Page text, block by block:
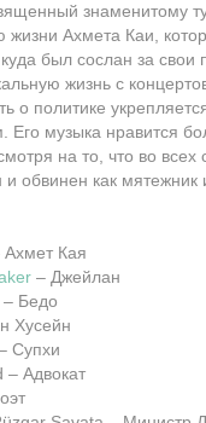
знаменитому
Ахмета Каи,
был сослан за свои
жизнь с
о политике
Его музыка нравится
на то, что во
обвинен как мятежник
Кая
– Джейлан
Бедо
Хусейн
Супхи
– Адвокат